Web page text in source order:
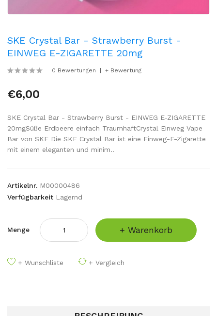
SKE Crystal Bar - Strawberry Burst -
EINWEG E-ZIGARETTE 20mg
0 Bewertungen + Bewertung
€6,00
SKE Crystal Bar - Strawberry Burst - EINWEG E-ZIGARETTE
20mgSüße Erdbeere einfach TraumhaftCrystal Einweg Vape
Bar von SKE Die SKE Crystal Bar ist eine Einweg-E-Zigarette
mit einem eleganten und minim..
Artikelnr. M00000486
Verfügbarkeit Lagernd
Menge + Warenkorb
+ Wunschliste + Vergleich